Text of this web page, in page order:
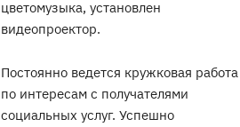
цветомузыка, установлен
видеопроектор.
Постоянно ведется кружковая работа
по интересам с получателями
социальных услуг. Успешно